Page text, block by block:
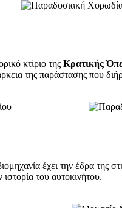
κτίριο της Κρατικής
της παράστασης που
έχει την έδρα της
του αυτοκινήτου.